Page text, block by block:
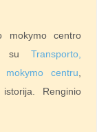
mokymo centro
suTransporto,
centru
Renginio